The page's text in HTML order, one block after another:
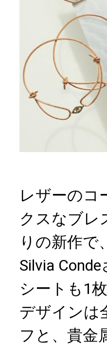
レザーのコ
クスなブレ
りの新作で
Silvia
シートも1
デザインは
フと、貴金